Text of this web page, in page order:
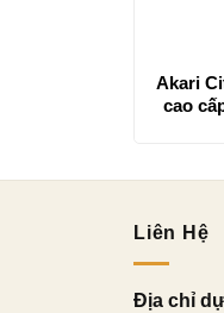
Akari
cao
Liên Hệ
Địa chỉ